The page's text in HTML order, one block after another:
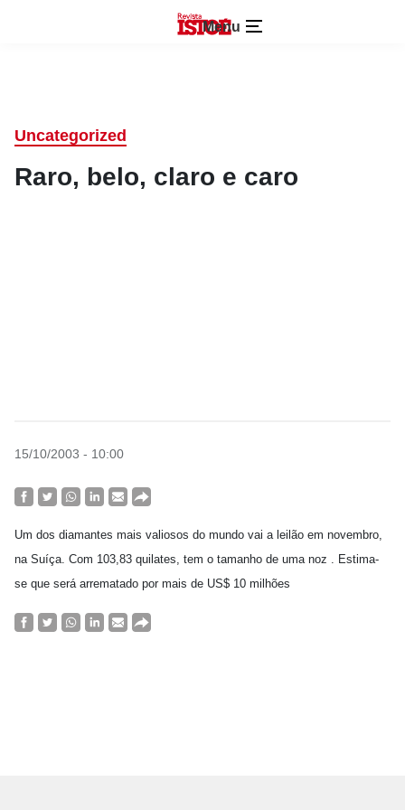
Menu
Uncategorized
Raro, belo, claro e caro
15/10/2003 - 10:00
Um dos diamantes mais valiosos do mundo vai a leilão em novembro,
na Suíça. Com 103,83 quilates, tem o tamanho de uma noz . Estima-
se que será arrematado por mais de US$ 10 milhões